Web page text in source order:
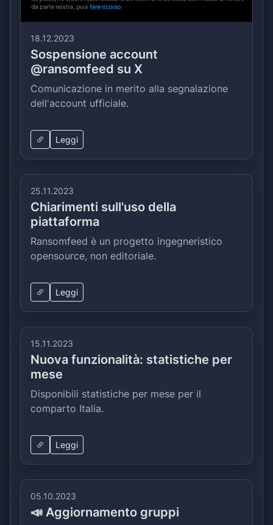
18.12.2023
Sospensione account
@ransomfeed su X
Comunicazione in merito alla segnalazione
dell'account ufficiale.
Leggi
25.11.2023
Chiarimenti sull'uso della
piattaforma
Ransomfeed è un progetto ingegneristico
opensource, non editoriale.
Leggi
15.11.2023
Nuova funzionalità: statistiche per
mese
Disponibili statistiche per mese per il
comparto Italia.
Leggi
05.10.2023
📣 Aggiornamento gruppi